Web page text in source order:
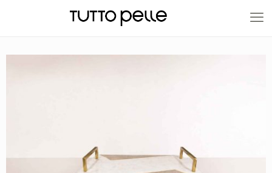
20% EN PRODUCTOS A FABRICACIÓN